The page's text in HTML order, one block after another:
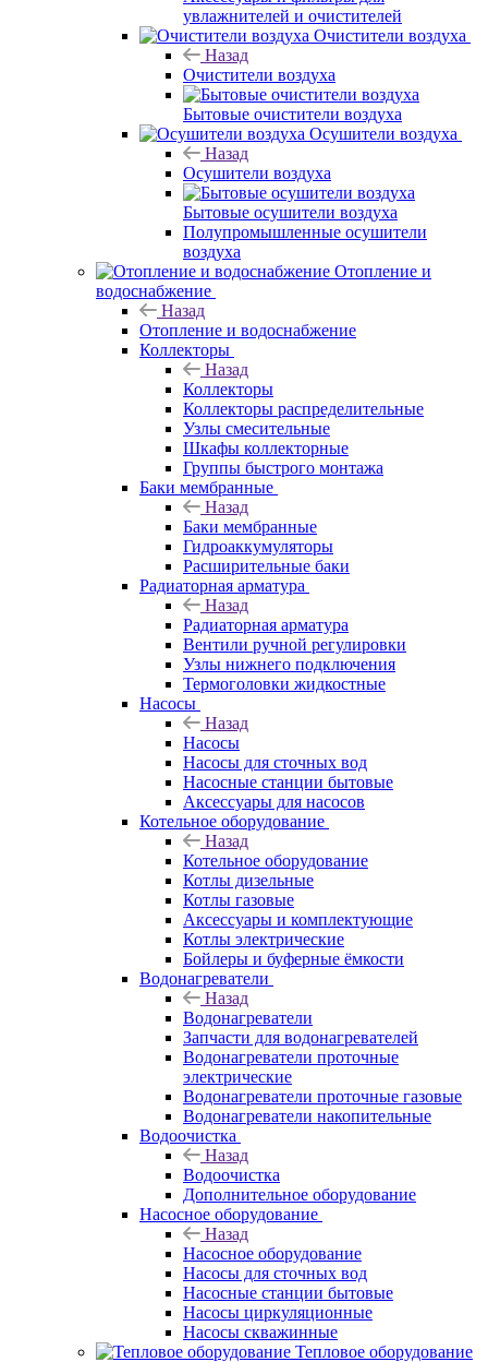
увлажнителей и очистителей
Очистители воздуха
Назад
Очистители воздуха
Бытовые очистители воздуха
Осушители воздуха
Назад
Осушители воздуха
Бытовые осушители воздуха
Полупромышленные осушители
воздуха
Отопление и
водоснабжение
Назад
Отопление и водоснабжение
Коллекторы
Назад
Коллекторы
Коллекторы распределительные
Узлы смесительные
Шкафы коллекторные
Группы быстрого монтажа
Баки мембранные
Назад
Баки мембранные
Гидроаккумуляторы
Расширительные баки
Радиаторная арматура
Назад
Радиаторная арматура
Вентили ручной регулировки
Узлы нижнего подключения
Термоголовки жидкостные
Насосы
Назад
Насосы
Насосы для сточных вод
Насосные станции бытовые
Аксессуары для насосов
Котельное оборудование
Назад
Котельное оборудование
Котлы дизельные
Котлы газовые
Аксессуары и комплектующие
Котлы электрические
Бойлеры и буферные ёмкости
Водонагреватели
Назад
Водонагреватели
Запчасти для водонагревателей
Водонагреватели проточные
электрические
Водонагреватели проточные газовые
Водонагреватели накопительные
Водоочистка
Назад
Водоочистка
Дополнительное оборудование
Насосное оборудование
Назад
Насосное оборудование
Насосы для сточных вод
Насосные станции бытовые
Насосы циркуляционные
Насосы скважинные
Тепловое оборудование